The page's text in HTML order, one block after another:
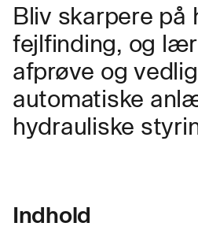
Bliv skarpere på
fejlfinding, og
afprøve og
automatiske
hydrauliske
Indhold